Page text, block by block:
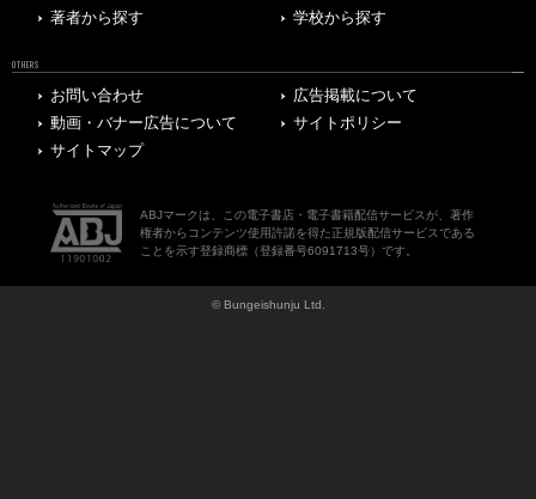
著者から探す
学校から探す
OTHERS
お問い合わせ
広告掲載について
動画・バナー広告について
サイトポリシー
サイトマップ
ABJマークは、この電子書店・電子書籍配信サービスが、著作
権者からコンテンツ使用許諾を得た正規版配信サービスである
ことを示す登録商標（登録番号6091713号）です。
© Bungeishunju Ltd.